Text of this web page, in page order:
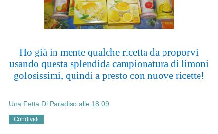
Ho già in mente qualche ricetta da proporvi
usando questa splendida campionatura di limoni
golosissimi, quindi a presto con nuove ricette!
Una Fetta Di Paradiso alle 18:09
Condividi